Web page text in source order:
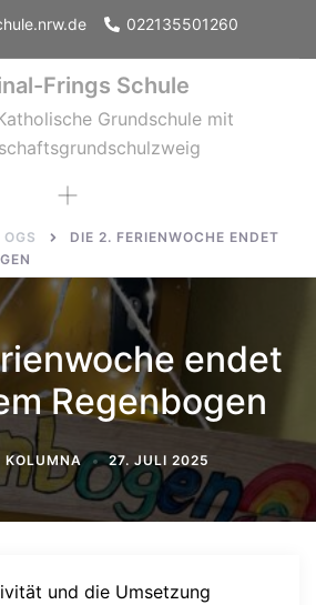
022135501260
Frings Schule
Grundschule mit
Toggle
menu
DIE 2. FERIENWOCHE ENDET
endet
Regenbogen
KOLUMNA 27. JULI 2025
und die Umsetzung